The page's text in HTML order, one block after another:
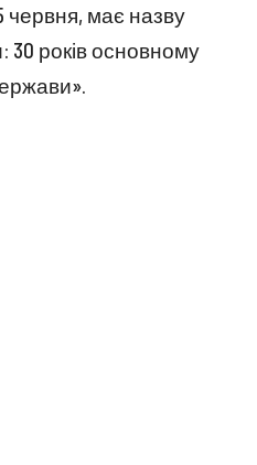
червня, має назву
30 років основному